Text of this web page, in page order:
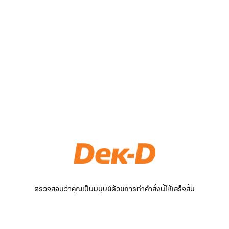
ตรวจสอบว่าคุณเป็นมนุษย์ด้วยการทำคำสั่งนี้ให้เสร็จสิ้น